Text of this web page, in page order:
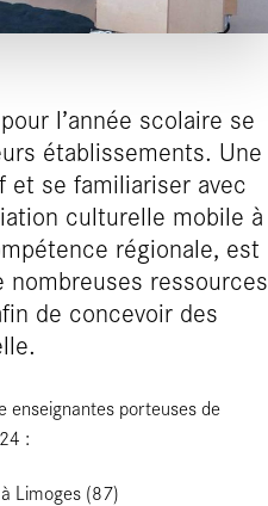
l’année scolaire se
établissements. Une
et se familiariser avec
culturelle mobile à
régionale, est
ressources
de concevoir des
enseignantes porteuses de
:
Limoges (87)